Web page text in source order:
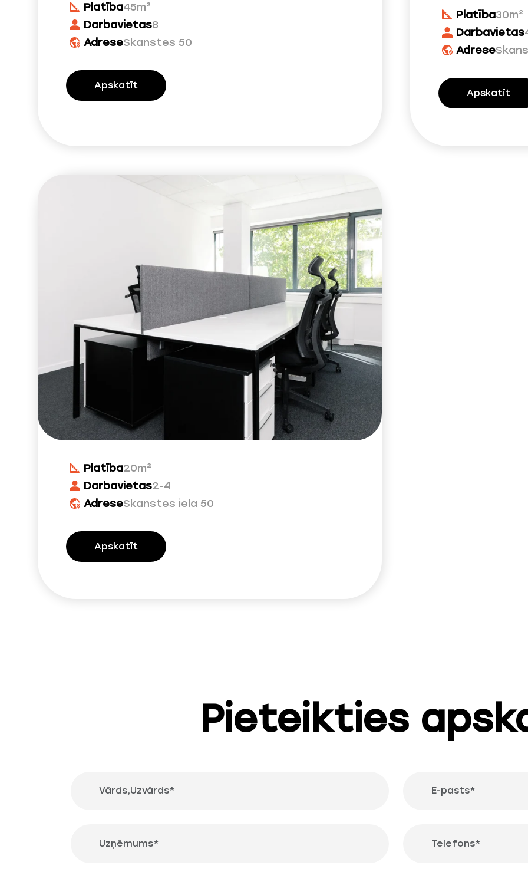
Platība45m²
Darbavietas8
AdreseSkanstes 50
Apskatīt
Platība30m²
Darbavietas
Adrese
Apskatīt
Platība20m²
Darbavietas2-4
AdreseSkanstes iela 50
Apskatīt
Pieteikties